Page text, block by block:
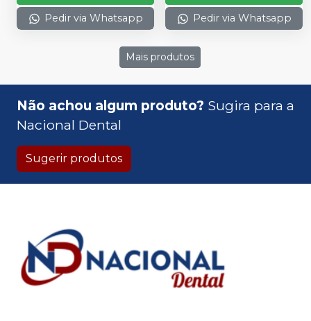
Pedir via Whatsapp Pedir via Whatsapp
Mais produtos
Não achou algum produto? Sugira para a
Nacional Dental
Sugerir produtos